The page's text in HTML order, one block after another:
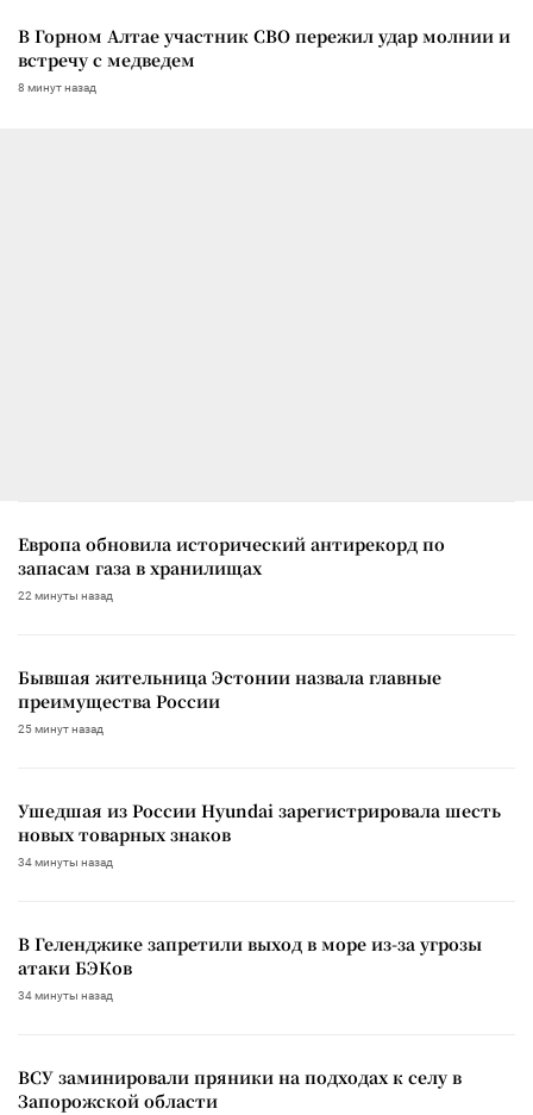
В Горном Алтае участник СВО пережил удар молнии и
встречу с медведем
8 минут назад
Европа обновила исторический антирекорд по
запасам газа в хранилищах
22 минуты назад
Бывшая жительница Эстонии назвала главные
преимущества России
25 минут назад
Ушедшая из России Hyundai зарегистрировала шесть
новых товарных знаков
34 минуты назад
В Геленджике запретили выход в море из-за угрозы
атаки БЭКов
34 минуты назад
ВСУ заминировали пряники на подходах к селу в
Запорожской области